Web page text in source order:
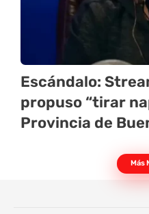
Escándalo:
propuso “tirar
Provincia de
Más